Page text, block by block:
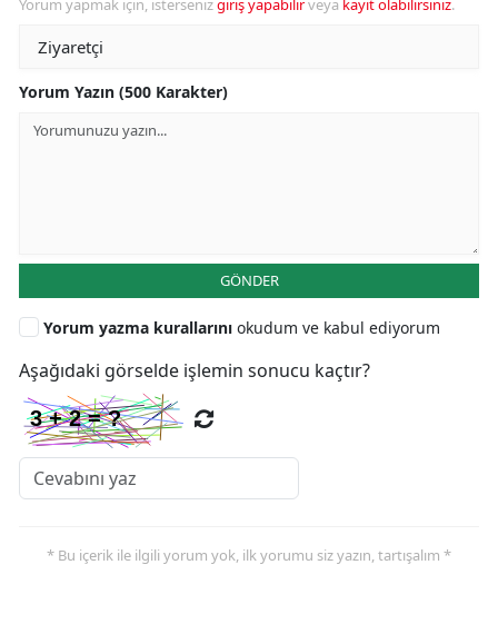
Yorum yapmak için, istersenizgiriş yapabilirveya kayıt olabilirsiniz.
Yorum Yazın (500 Karakter)
GÖNDER
Yorum yazma kurallarını okudum ve kabul ediyorum
Aşağıdaki görselde işlemin sonucu kaçtır?
* Bu içerik ile ilgili yorum yok, ilk yorumu siz yazın, tartışalım *